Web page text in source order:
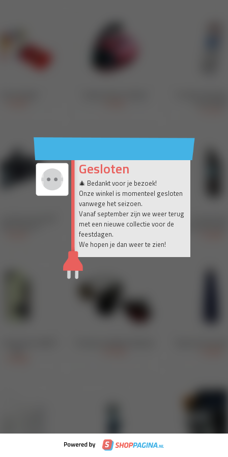
Gesloten
🎄 Bedankt voor je bezoek!
Onze winkel is momenteel gesloten
vanwege het seizoen.
Vanaf september zijn we weer terug
met een nieuwe collectie voor de
feestdagen.
We hopen je dan weer te zien!